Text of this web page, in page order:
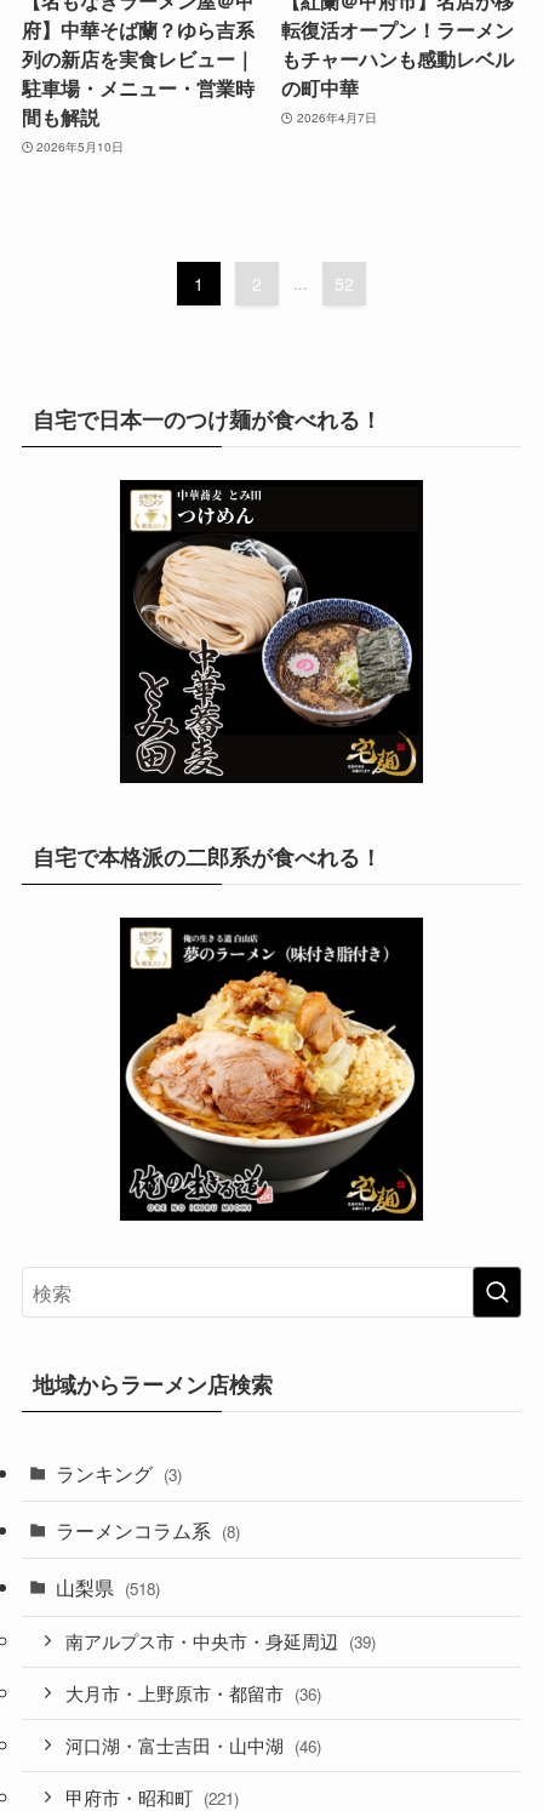
府】中華そば蘭？ゆら吉系
列の新店を実食レビュー｜
駐車場・メニュー・営業時
間も解説
2026年5月10日
転復活オープン！ラーメン
もチャーハンも感動レベル
の町中華
2026年4月7日
1 2 ... 52
自宅で日本一のつけ麺が食べれる！
自宅で本格派の二郎系が食べれる！
地域からラーメン店検索
ランキング (3)
ラーメンコラム系 (8)
山梨県 (518)
南アルプス市・中央市・身延周辺 (39)
大月市・上野原市・都留市 (36)
河口湖・富士吉田・山中湖 (46)
甲府市・昭和町 (221)